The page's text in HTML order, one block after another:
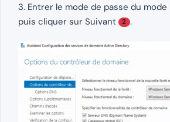
3. Entrer le mode de passe du
puis cliquer sur Suivant 2 .